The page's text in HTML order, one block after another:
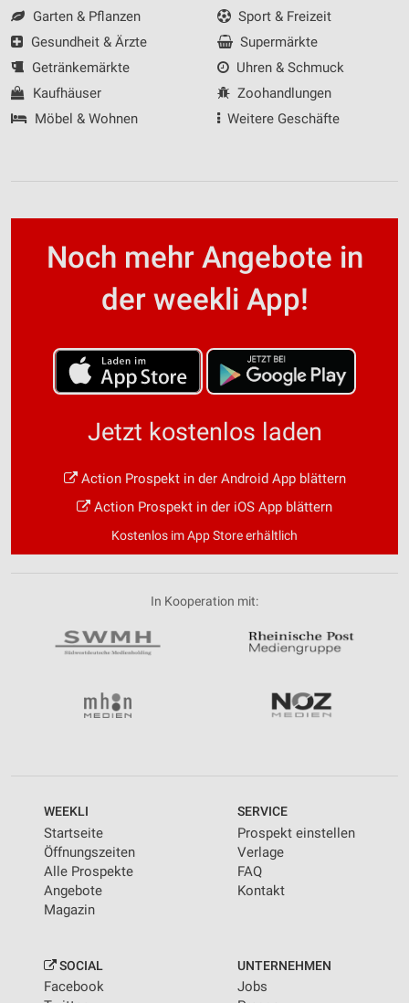
Garten & Pflanzen
Gesundheit & Ärzte
Getränkemärkte
Kaufhäuser
Möbel & Wohnen
Sport & Freizeit
Supermärkte
Uhren & Schmuck
Zoohandlungen
Weitere Geschäfte
Noch mehr Angebote in
der weekli App!
Jetzt kostenlos laden
Action Prospekt in der Android App blättern
Action Prospekt in der iOS App blättern
Kostenlos im App Store erhältlich
In Kooperation mit:
WEEKLI
Startseite
Öffnungszeiten
Alle Prospekte
Angebote
Magazin
SERVICE
Prospekt einstellen
Verlage
FAQ
Kontakt
SOCIAL
Facebook
UNTERNEHMEN
Jobs